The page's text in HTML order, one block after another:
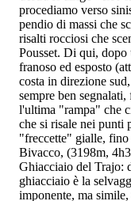
procediamo verso
pendio di massi che
risalti rocciosi che
Pousset. Di qui,
franoso ed esposto
costa in direzione
sempre ben
l'ultima "rampa" che
che si risale nei punti
"freccette" gialle, fino
Bivacco, (3198m,
Ghiacciaio del Trajo:
ghiacciaio è la
imponente, ma